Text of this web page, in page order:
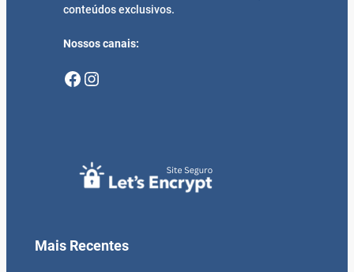
conteúdos exclusivos.
Nossos canais:
Facebook Instagram
Mais Recentes